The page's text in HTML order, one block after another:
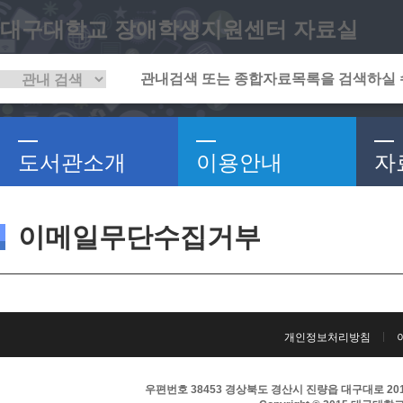
대구대학교 장애학생지원센터 자료실
도서관소개 이용안내 자
이메일무단수집거부
개인정보처리방침
우편번호 38453 경상북도 경산시 진량읍 대구대로